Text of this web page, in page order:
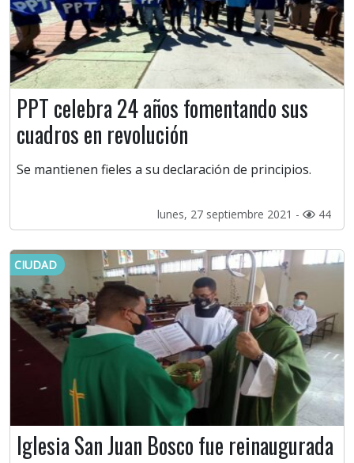
PPT celebra 24 años fomentando sus
cuadros en revolución
Se mantienen fieles a su declaración de principios.
lunes, 27 septiembre 2021 - 44
CIUDAD
Iglesia San Juan Bosco fue reinaugurada